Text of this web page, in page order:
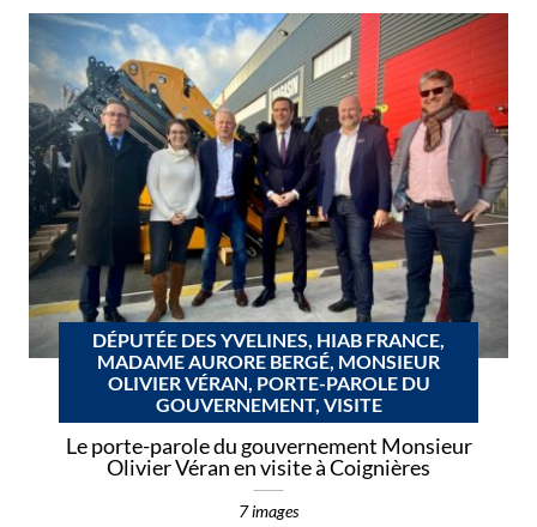
DÉPUTÉE DES YVELINES, HIAB FRANCE,
MADAME AURORE BERGÉ, MONSIEUR
OLIVIER VÉRAN, PORTE-PAROLE DU
GOUVERNEMENT, VISITE
Le porte-parole du gouvernement Monsieur
Olivier Véran en visite à Coignières
7 images